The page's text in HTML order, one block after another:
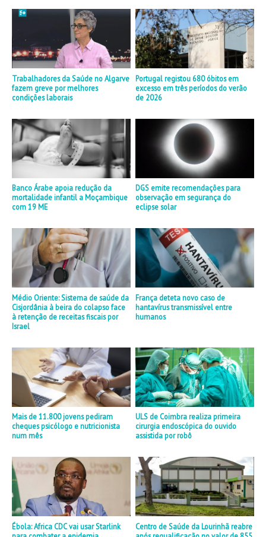
Trabalhadores da Saúde no Algarve
fazem greve por melhores
condições laborais
Portugal registou 680 óbitos em
excesso em três períodos do verão
de 2026
Banco Árabe apoia redução da
mortalidade infantil a Moçambique
com 19 ME
DGS emite recomendações para
observação em segurança do
eclipse solar
Médio Oriente: Sistema de saúde da
Cisjordânia à beira do colapso face
à retenção de receitas fiscais por
Israel
França deteta novo caso de
hantavírus transmissível entre
humanos
Mais de 11.800 jovens pediram
cheques psicólogo e nutricionista
num mês
ULS de Coimbra realiza primeira
cirurgia endoscópica do ouvido
assistida por robô
Ébola: Africa CDC vai usar Starlink
Centro de Saúde da Lourinhã reabre